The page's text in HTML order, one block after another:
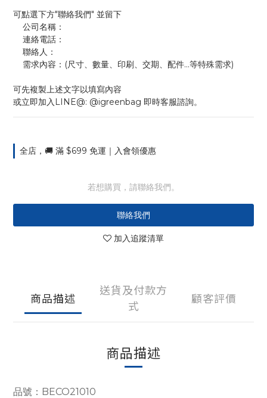
可點選下方"聯絡我們" 並留下
    公司名稱：
    連絡電話：
    聯絡人：
    需求內容：(尺寸、數量、印刷、交期、配件...等特殊需求)
可先複製上述文字以填寫內容
或立即加入LINE@: @igreenbag 即時客服諮詢。
全店，🚚 滿 $699 免運｜入會領優惠
若想購買，請聯絡我們。
聯絡我們
加入追蹤清單
商品描述
送貨及付款方
式
顧客評價
商品描述
品號：BECO21010